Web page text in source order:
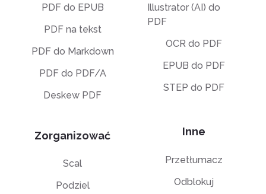
PDF do EPUB
PDF na tekst
PDF do Markdown
PDF do PDF/A
Deskew PDF
Zorganizować
Scal
Podziel
Illustrator (AI) do
PDF
OCR do PDF
EPUB do PDF
STEP do PDF
Inne
Przetłumacz
Odblokuj